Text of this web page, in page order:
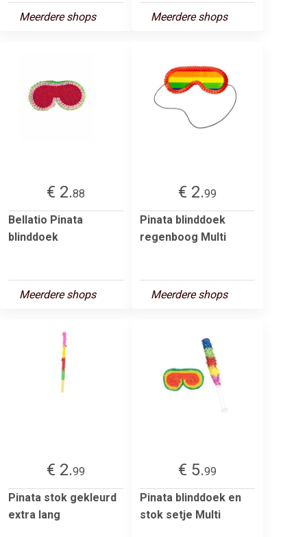
Meerdere shops Meerdere shops
€ 2.88
Bellatio Pinata
blinddoek
Meerdere shops
€ 2.99
Pinata blinddoek
regenboog Multi
Meerdere shops
€ 2.99
Pinata stok gekleurd
extra lang
€ 5.99
Pinata blinddoek en
stok setje Multi